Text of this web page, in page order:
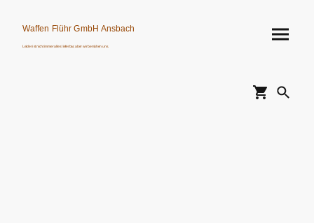
Waffen Flühr GmbH Ansbach
Leider ist nicht immer alles lieferbar, aber wir bemühen uns.